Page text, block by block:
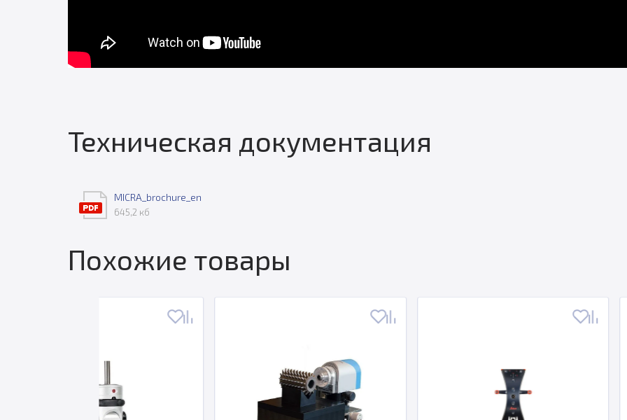
Техническая документация
MICRA_brochure_en
645,2 кб
Похожие товары